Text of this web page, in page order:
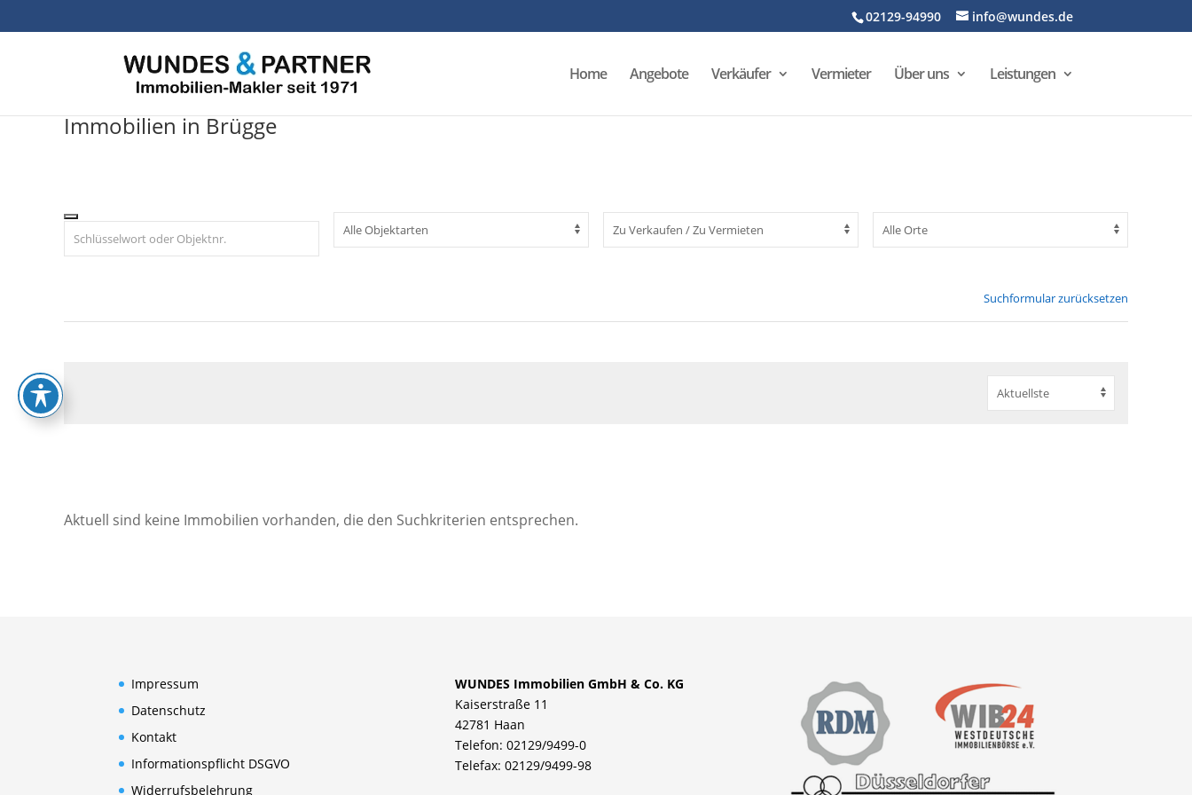
02129-94990 info@wundes.de
Home Angebote Verkäufer Vermieter Über uns Leistungen
Immobilien in Brügge
Suchformular zurücksetzen
Aktuell sind keine Immobilien vorhanden, die den Suchkriterien entsprechen.
Impressum
Datenschutz
Kontakt
Informationspflicht DSGVO
Widerrufsbelehrung
WUNDES Immobilien GmbH & Co. KG
Kaiserstraße 11
42781 Haan
Telefon: 02129/9499-0
Telefax: 02129/9499-98